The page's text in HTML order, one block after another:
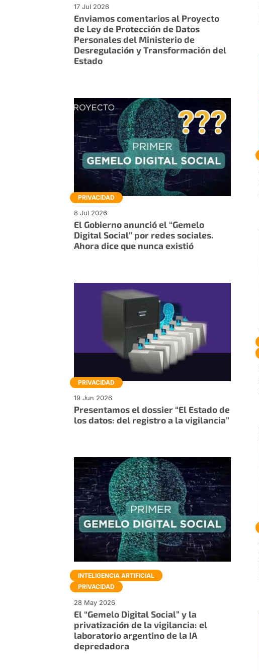
Enviamos comentarios al Proyecto
de Ley de Protección de Datos
Personales del Ministerio de
Desregulación y Transformación del
Estado
17 Jul 2026
El Gobierno anunció el “Gemelo
Digital Social” por redes sociales.
Ahora dice que nunca existió
8 Jul 2026
PRIVACIDAD
Presentamos el dossier “El Estado de
los datos: del registro a la vigilancia”
19 Jun 2026
PRIVACIDAD
El “Gemelo Digital Social” y la
privatización de la vigilancia: el
laboratorio argentino de la IA
depredadora
28 May 2026
INTELIGENCIA ARTIFICIAL
PRIVACIDAD